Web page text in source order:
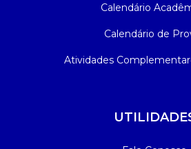
Calendário
Calendário de
Atividades